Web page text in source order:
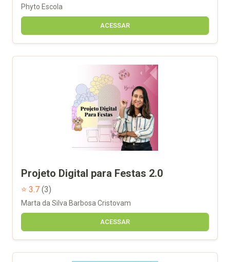
Phyto Escola
ACESSAR
Projeto Digital para Festas 2.0
⭐ 3.7 (3)
Marta da Silva Barbosa Cristovam
ACESSAR